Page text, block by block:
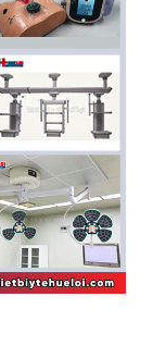
mổ, máy gây